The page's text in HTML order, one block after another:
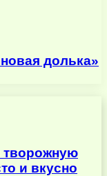
долька»
творожную
и вкусно